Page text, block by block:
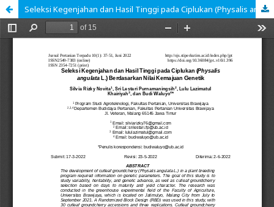
Seleksi Kegenjahan dan Hasil Tinggi pada Ciplukan (Physalis angulata L.) Berdasarkan Nilai Kemajuan Genetik